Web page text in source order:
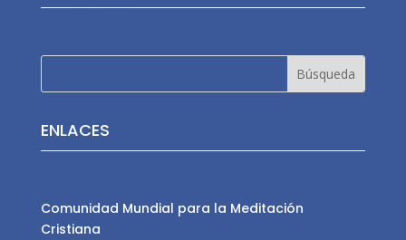
ENLACES
Comunidad Mundial para la Meditación
Cristiana